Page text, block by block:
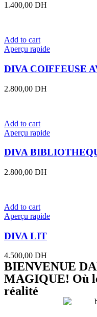
1.400,00 DH
Add to cart
Aperçu rapide
DIVA COIFFEUSE
2.800,00 DH
Add to cart
Aperçu rapide
DIVA
2.800,00 DH
Add to cart
Aperçu rapide
DIVA LIT
4.500,00 DH
BIENVENUE
MAGIQUE! Où
réalité